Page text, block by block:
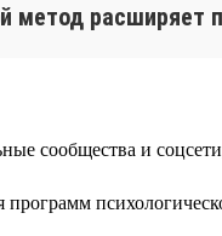
метод расширяет
сообщества и